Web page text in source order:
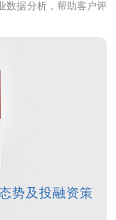
数据分析，帮助客户评
势及投融资策